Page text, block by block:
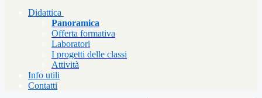
Didattica
Panoramica
Offerta formativa
Laboratori
I progetti delle classi
Attività
Info utili
Contatti